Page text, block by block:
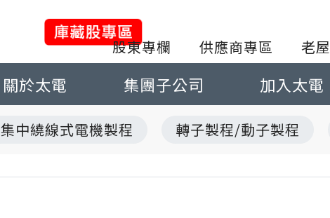
股東專欄 供應商專區 老
關於太電 集團子公司 加入太電
集中繞線式電機製程 轉子製程/動子製程